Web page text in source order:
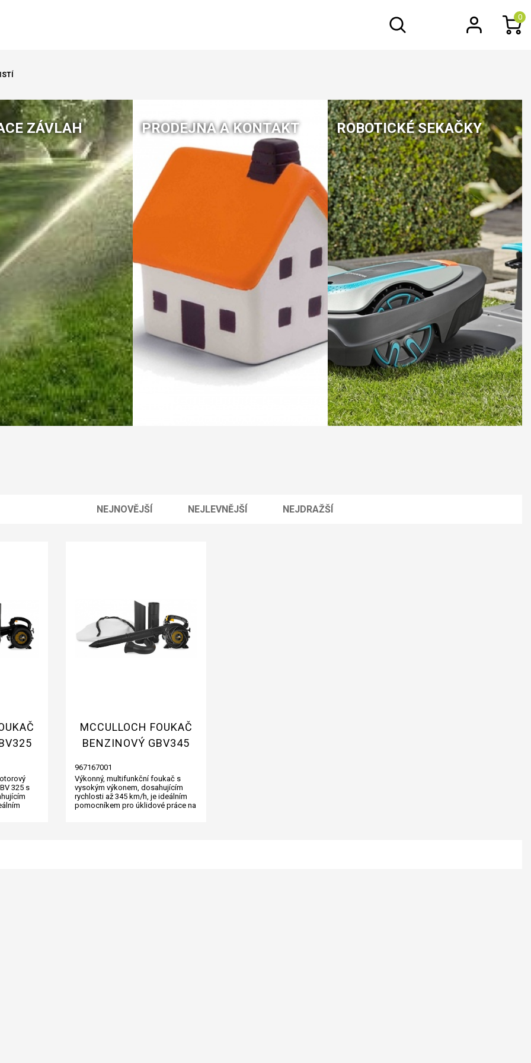
0
ZÁVLAH PRODEJNA A KONTAKT ROBOTICKÉ SEKAČKY
NEJNOVĚJŠÍ NEJLEVNĚJŠÍ NEJDRAŽŠÍ
325 s
MCCULLOCH FOUKAČ
BENZINOVÝ GBV345
967167001
Výkonný, multifunkční foukač s
vysokým výkonem, dosahujícím
rychlosti až 345 km/h, je ideálním
pomocníkem pro úklidové práce na